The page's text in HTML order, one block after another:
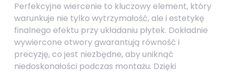
Perfekcyjne wiercenie to kluczowy element, który
warunkuje nie tylko wytrzymałość, ale i estetykę
finalnego efektu przy układaniu płytek. Dokładnie
wywiercone otwory gwarantują równość i
precyzję, co jest niezbędne, aby uniknąć
niedoskonałości podczas montażu. Dzięki